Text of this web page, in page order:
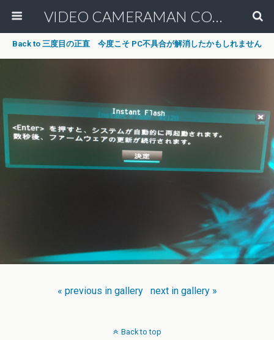
VIDEO CAMERAMAN COMMUNITY
Back to 三度目の正直 今度こそ PC不具合が解消したかもしれません
« previous in gallery next in gallery »
Back to top